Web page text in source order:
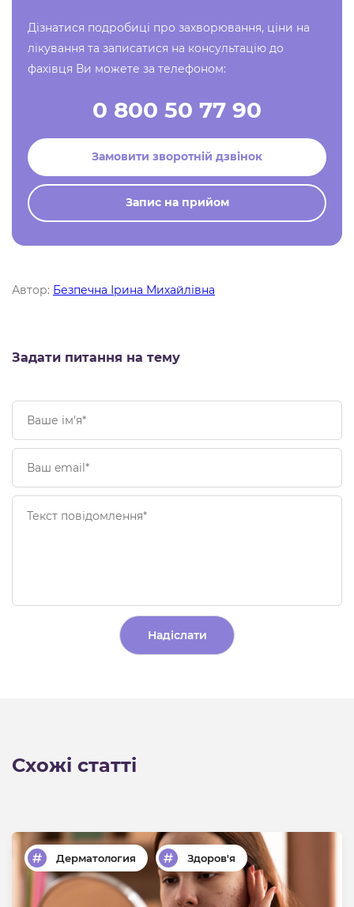
Дізнатися подробиці про захворювання, ціни на
лікування та записатися на консультацію до
фахівця Ви можете за телефоном:
0 800 50 77 90
Замовити зворотній дзвінок
Запис на прийом
Автор: Безпечна Ірина Михайлівна
Задати питання на тему
Схожі статті
Дерматология Здоров'я